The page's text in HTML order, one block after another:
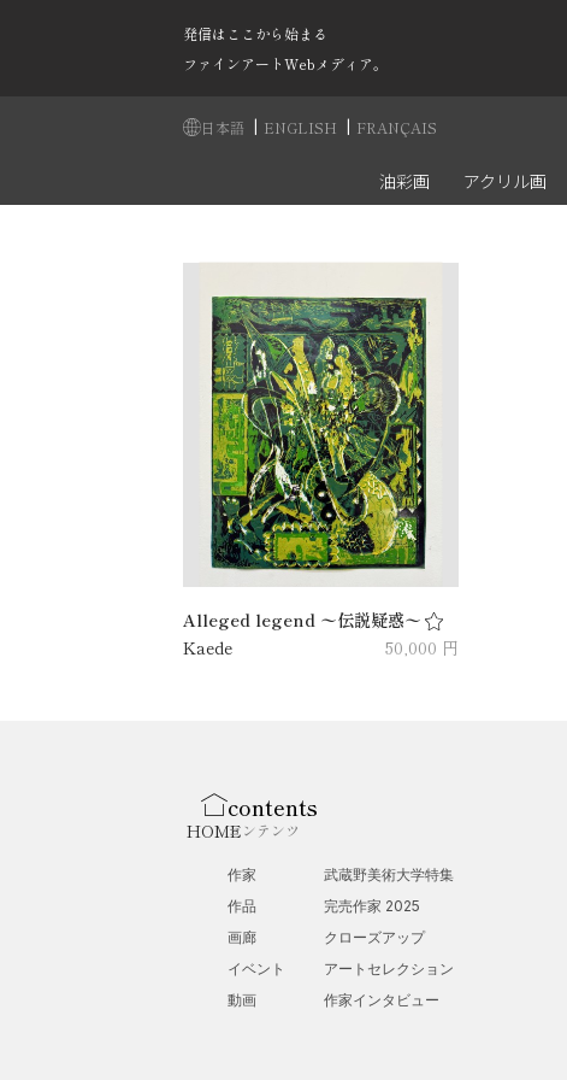
発信はここから始まる
ファインアートWebメディア。
日本語 | ENGLISH | FRANÇAIS
油彩画 アクリル画
Alleged legend 〜伝説疑惑〜
Kaede
50,000 円
HOME
contents
コンテンツ
作家
作品
画廊
イベント
動画
武蔵野美術大学特集
完売作家 2025
クローズアップ
アートセレクション
作家インタビュー